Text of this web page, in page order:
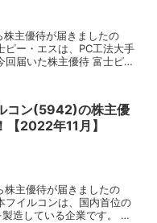
主優待が届きましたの
ピー・エスは、PC工法大手
回届いた株主優待 富士ピ
コン(5942)の株主優
【2022年11月】
主優待が届きましたの
フイルコンは、国内首位の
造している企業です。 今